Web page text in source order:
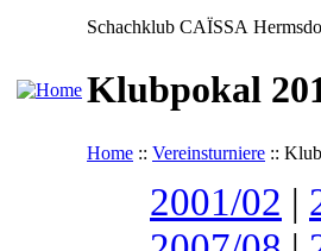
Schachklub CAÏSSA
Klubpokal
Home :: Vereinsturniere ::
2001/02 |